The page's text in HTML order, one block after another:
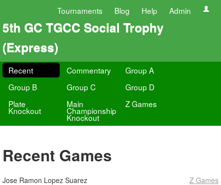
Tournaments Blog Help Admin
5th GC TGCC Social Trophy
(Express)
Recent Commentary
Group A
Group B
Group C
Group D
Plate
Knockout
Main
Championship
Knockout
Z Games
Recent Games
Jose Ramon Lopez Suarez
Z Games